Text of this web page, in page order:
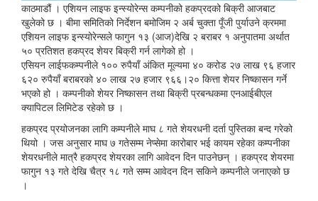
काठमाडौं । एशियन लाइफ इन्स्योरेन्स कम्पनीको हकप्रदको बिक्री आजबाट
खुलेको छ । बीमा समितिको निर्देशन बमोजिम २ अर्ब चुक्ता पूँजी पुर्याउने क्रममा
एशियन लाइफ इन्स्योरेन्सले फागुन १३ (आज)देखि २ बराबर १ अनुपातमा अर्थात
५० प्रतिशत हकप्रद शेयर बिक्री गर्न लागेको हो ।
एसियन लाईफकम्पनीले १०० रुपैयाँ अंकित मूल्यमा ४० करोड २७ लाख ९६ हजार
६२० रुपैयाँ बराबरको ४० लाख २७ हजार ९६६।२० कित्ता शेयर निष्कासन गर्ने
भएको हो । कम्पनीको शेयर निष्कासन तथा बिक्री प्रबन्धकमा एनआईबीएल
क्यापिटल लिमिटेड रहेको छ ।
हकप्रद प्रयोजनका लागि कम्पनीले माघ ८ गते शेयरधनी दर्ता पुस्तिका बन्द गरेको
थियो । जस अनुसार माघ ७ गतेसम्म नेप्सेमा कारोबार भई कायम रहेका कम्पनीका
शेयरधनीले मात्रै हकप्रद शेयरका लागि आवेदन दिन पाउनेछन् । हकप्रद शेयरमा
फागुन १३ गते देखि चैत्र १८ गते सम्म आवेदन दिन सकिने कम्पनीले जनाएको छ
।